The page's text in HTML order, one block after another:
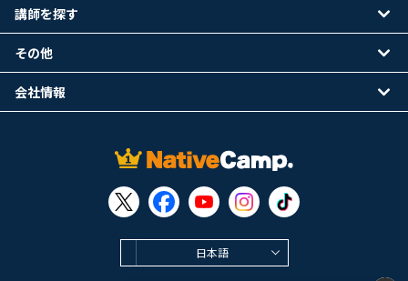
日本語
講師を探す
その他
会社情報